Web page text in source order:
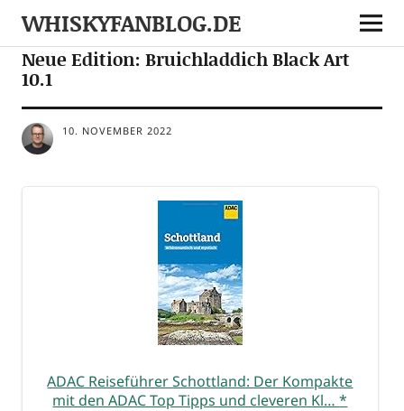
WHISKYFANBLOG.DE
NEWS
Neue Edition: Bruichladdich Black Art
10.1
10. NOVEMBER 2022
ADAC Rei­se­füh­rer Schott­land: Der Kom­pak­te
mit den ADAC Top Tipps und cle­ve­ren Kl…*